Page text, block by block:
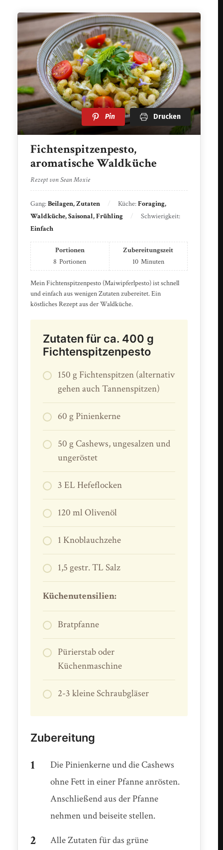
Pin Drucken
Fichtenspitzenpesto,
aromatische Waldküche
Rezept von Sean Moxie
Gang:Beilagen, Zutaten Küche:Foraging,
Waldküche, Saisonal, Frühling
Schwierigkeit:
Einfach
Portionen
8 Portionen
Zubereitungszeit
10 Minuten
Mein Fichtenspitzenpesto (Maiwipferlpesto) ist schnell
und einfach aus wenigen Zutaten zubereitet. Ein
köstliches Rezept aus der Waldküche.
Zutaten für ca. 400 g
Fichtenspitzenpesto
150 g Fichtenspitzen (alternativ
gehen auch Tannenspitzen)
60 g Pinienkerne
50 g Cashews, ungesalzen und
ungeröstet
3 EL Hefeflocken
120 ml Olivenöl
1 Knoblauchzehe
1,5 gestr. TL Salz
Küchenutensilien:
Bratpfanne
Pürierstab oder
Küchenmaschine
2-3 kleine Schraubgläser
Zubereitung
Die Pinienkerne und die Cashews
ohne Fett in einer Pfanne anrösten.
Anschließend aus der Pfanne
nehmen und beiseite stellen.
Alle Zutaten für das grüne